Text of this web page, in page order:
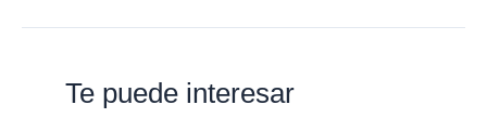
Te puede interesar